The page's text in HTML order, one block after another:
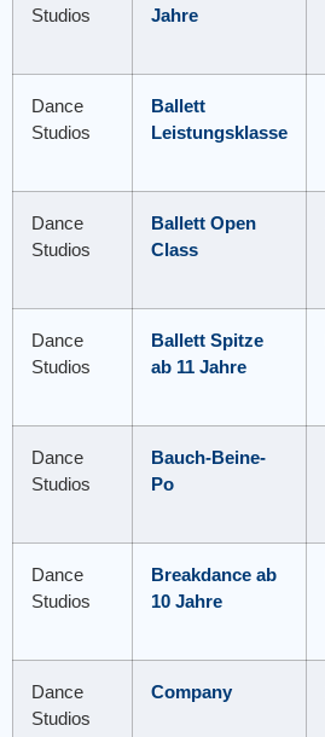
Studios
Jahre
Dance
Studios
Ballett
Leistungsklasse
Dance
Studios
Ballett Open
Class
Dance
Studios
Ballett Spitze
ab 11 Jahre
Dance
Studios
Bauch-Beine-
Po
Dance
Studios
Breakdance ab
10 Jahre
Dance
Studios
Company